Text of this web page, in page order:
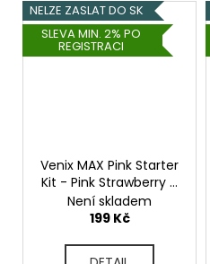
NELZE ZASLAT DO SK
SLEVA MIN. 2% PO
REGISTRACI
Venix MAX Pink Starter
Kit - Pink Strawberry X
- 20mg
Není skladem
199 Kč